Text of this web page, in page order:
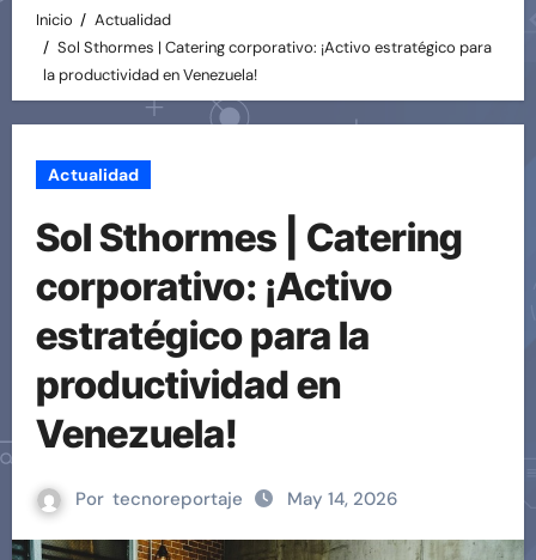
Inicio
Actualidad
Sol Sthormes | Catering corporativo: ¡Activo estratégico para
la productividad en Venezuela!
Actualidad
Sol Sthormes | Catering
corporativo: ¡Activo
estratégico para la
productividad en
Venezuela!
Por tecnoreportaje May 14, 2026